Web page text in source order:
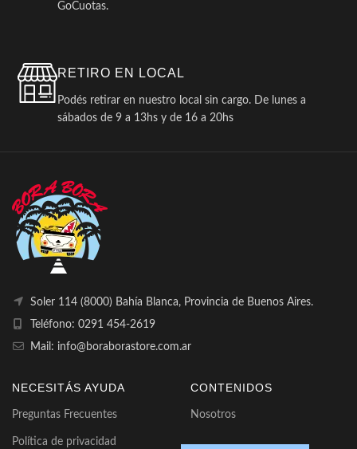
GoCuotas.
RETIRO EN LOCAL
Podés retirar en nuestro local sin cargo. De lunes a
sábados de 9 a 13hs y de 16 a 20hs
Soler 114 (8000) Bahía Blanca, Provincia de Buenos Aires.
Teléfono: 0291 454-2619
Mail: info@boraborastore.com.ar
NECESITÁS AYUDA
Preguntas Frecuentes
Política de privacidad
CONTENIDOS
Nosotros